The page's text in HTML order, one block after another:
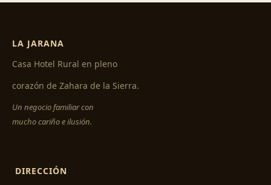
LA JARANA
Casa Hotel Rural en pleno
corazón de Zahara de la Sierra.
Un negocio familiar con
mucho cariño e ilusión.
DIRECCIÓN